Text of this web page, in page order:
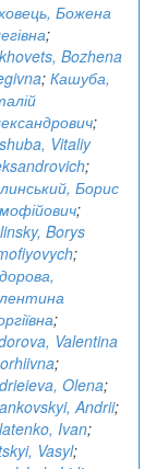
Божена
;
Bozhena
; Кашуба,
;
Vitaliy
;
Борис
;
Borys
;
;
Valentina
;
Olena;
Andrii;
Ivan;
Vasyl;